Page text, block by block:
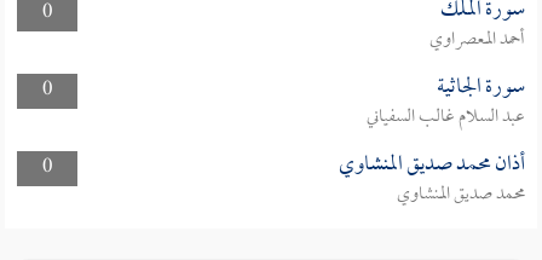
0
سورة الملك
أحمد المعصراوي
0
سورة الجاثية
عبد السلام غالب السفياني
0
أذان محمد صديق المنشاوي
محمد صديق المنشاوي